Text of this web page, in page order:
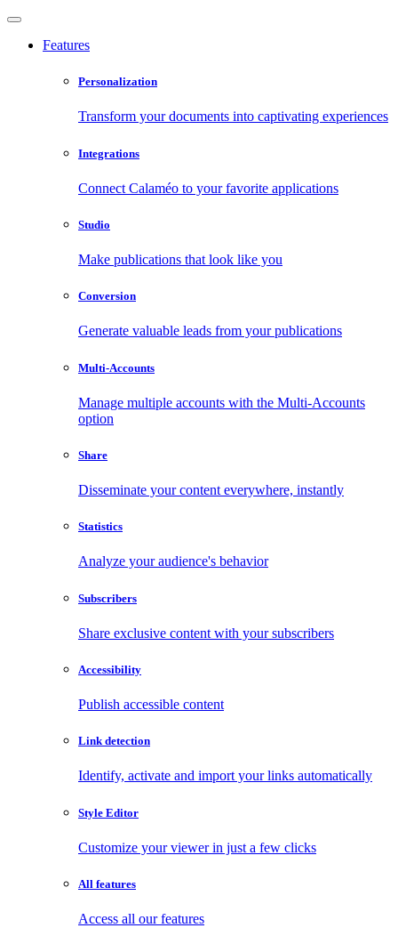
Features
Personalization
Transform your documents into captivating experiences
Integrations
Connect Calaméo to your favorite applications
Studio
Make publications that look like you
Conversion
Generate valuable leads from your publications
Multi-Accounts
Manage multiple accounts with the Multi-Accounts
option
Share
Disseminate your content everywhere, instantly
Statistics
Analyze your audience's behavior
Subscribers
Share exclusive content with your subscribers
Accessibility
Publish accessible content
Link detection
Identify, activate and import your links automatically
Style Editor
Customize your viewer in just a few clicks
All features
Access all our features